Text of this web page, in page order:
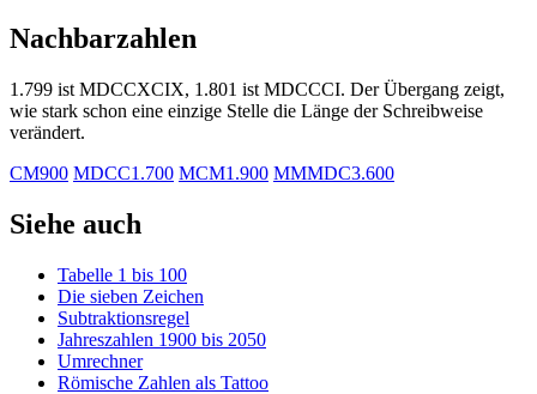
Nachbarzahlen
1.799 ist MDCCXCIX, 1.801 ist MDCCCI. Der Übergang zeigt,
wie stark schon eine einzige Stelle die Länge der Schreibweise
verändert.
CM900 MDCC1.700 MCM1.900 MMMDC3.600
Siehe auch
Tabelle 1 bis 100
Die sieben Zeichen
Subtraktionsregel
Jahreszahlen 1900 bis 2050
Umrechner
Römische Zahlen als Tattoo